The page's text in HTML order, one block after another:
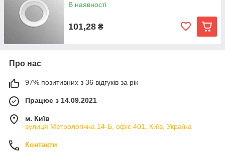
В наявності
101,28 ₴
Про нас
97% позитивних з 36 відгуків за рік
Працює з 14.09.2021
м. Київ
вулиця Метрологічна 14-Б, офіс 401, Київ, Україна
Контакти